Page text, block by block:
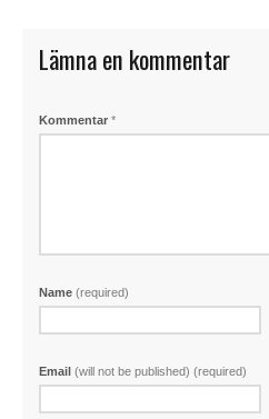
Lämna en kommentar
Kommentar *
Name (required)
Email (will not be published) (required)